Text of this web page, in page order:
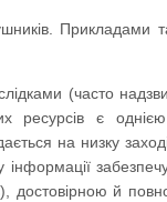
Прикладами
(часто
ресурсів є
на низку
достовірною й